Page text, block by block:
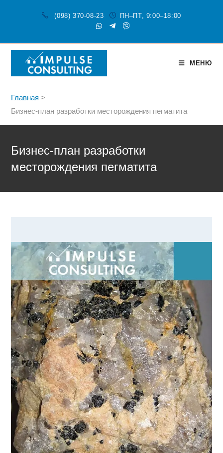
(098) 370-08-23 ПН–ПТ, 9:00–18:00
МЕНЮ
Главная >
Бизнес-план разработки месторождения пегматита
Бизнес-план разработки
месторождения пегматита